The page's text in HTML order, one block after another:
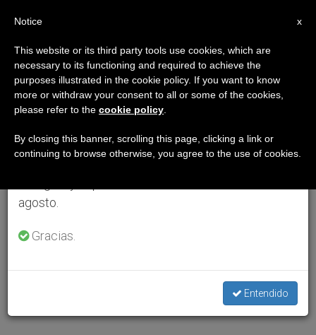
×
Aviso importante
Del 27 de julio al 7 de agosto haremos la pausa
anual, aprovechando que en el periodo de verano
se generan menos informaciones y también el
agosto.
Gracias.
Entendido
x
Notice
This website or its third party tools use cookies, which are
necessary to its functioning and required to achieve the
purposes illustrated in the cookie policy. If you want to know
more or withdraw your consent to all or some of the cookies,
please refer to the cookie policy
By closing this banner, scrolling this page, clicking a link or
continuing to browse otherwise, you agree to the use of cookies.